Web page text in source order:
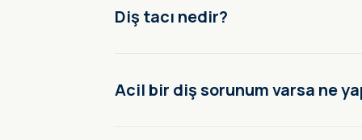
Diş tacı nedir?
Acil bir diş sorunum varsa ne